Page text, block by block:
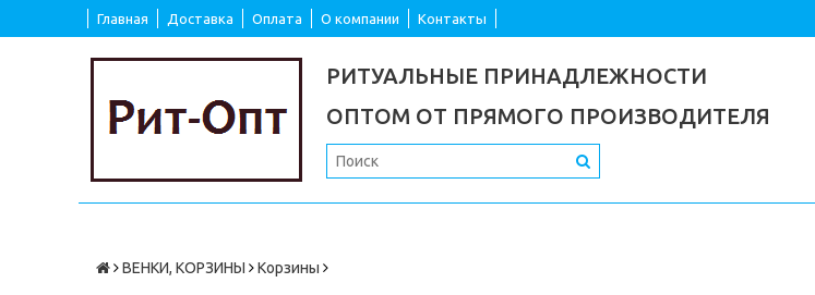
Главная Доставка Оплата О компании Контакты
РИТУАЛЬНЫЕ ПРИНАДЛЕЖНОСТИ
ОПТОМ ОТ ПРЯМОГО ПРОИЗВОДИТЕЛЯ
ВЕНКИ, КОРЗИНЫ Корзины